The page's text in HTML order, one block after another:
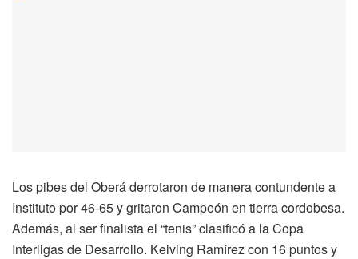
Los pibes del Oberá derrotaron de manera contundente a
Instituto por 46-65 y gritaron Campeón en tierra cordobesa.
Además, al ser finalista el “tenis” clasificó a la Copa
Interligas de Desarrollo. Kelving Ramírez con 16 puntos y